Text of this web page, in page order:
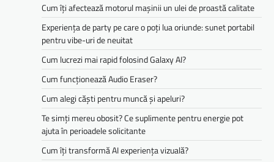
Cum îți afectează motorul mașinii un ulei de proastă calitate
Experiența de party pe care o poți lua oriunde: sunet portabil
pentru vibe-uri de neuitat
Cum lucrezi mai rapid folosind Galaxy AI?
Cum funcționează Audio Eraser?
Cum alegi căști pentru muncă și apeluri?
Te simți mereu obosit? Ce suplimente pentru energie pot
ajuta în perioadele solicitante
Cum îți transformă AI experiența vizuală?